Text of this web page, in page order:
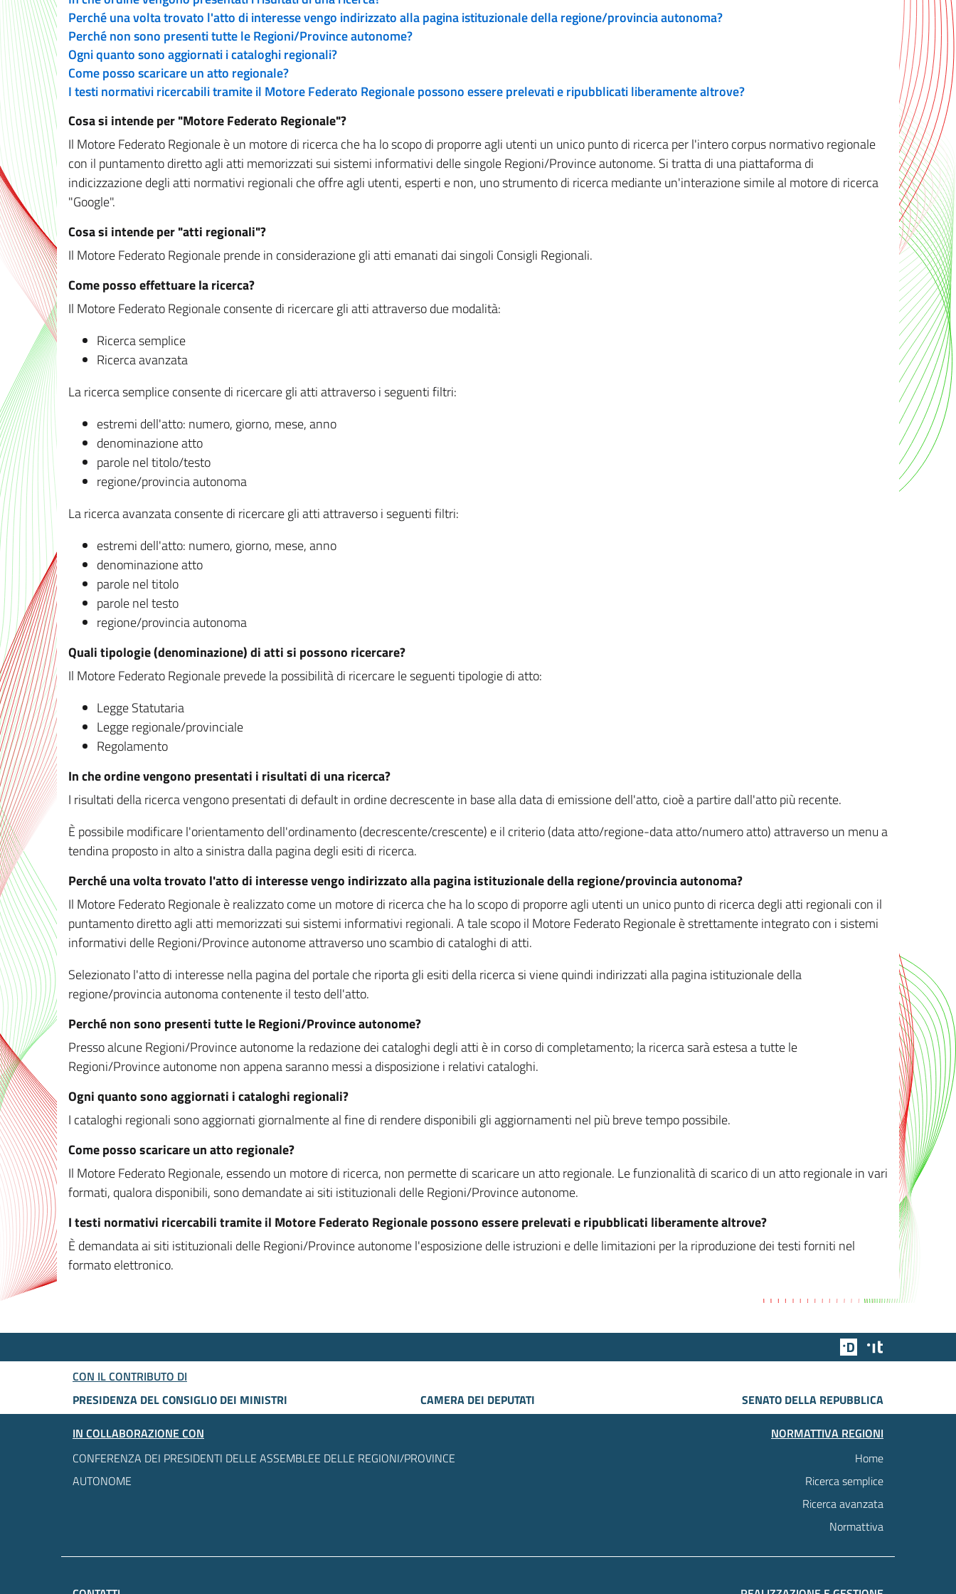
Perché una volta trovato l'atto di interesse vengo indirizzato alla pagina istituzionale della regione/provincia autonoma?
Perché non sono presenti tutte le Regioni/Province autonome?
Ogni quanto sono aggiornati i cataloghi regionali?
Come posso scaricare un atto regionale?
I testi normativi ricercabili tramite il Motore Federato Regionale possono essere prelevati e ripubblicati liberamente altrove?
Cosa si intende per "Motore Federato Regionale"?
Il Motore Federato Regionale è un motore di ricerca che ha lo scopo di proporre agli utenti un unico punto di ricerca per l'intero corpus normativo regionale
con il puntamento diretto agli atti memorizzati sui sistemi informativi delle singole Regioni/Province autonome. Si tratta di una piattaforma di
indicizzazione degli atti normativi regionali che offre agli utenti, esperti e non, uno strumento di ricerca mediante un'interazione simile al motore di ricerca
"Google".
Cosa si intende per "atti regionali"?
Il Motore Federato Regionale prende in considerazione gli atti emanati dai singoli Consigli Regionali.
Come posso effettuare la ricerca?
Il Motore Federato Regionale consente di ricercare gli atti attraverso due modalità:
Ricerca semplice
Ricerca avanzata
La ricerca semplice consente di ricercare gli atti attraverso i seguenti filtri:
estremi dell'atto: numero, giorno, mese, anno
denominazione atto
parole nel titolo/testo
regione/provincia autonoma
La ricerca avanzata consente di ricercare gli atti attraverso i seguenti filtri:
estremi dell'atto: numero, giorno, mese, anno
denominazione atto
parole nel titolo
parole nel testo
regione/provincia autonoma
Quali tipologie (denominazione) di atti si possono ricercare?
Il Motore Federato Regionale prevede la possibilità di ricercare le seguenti tipologie di atto:
Legge Statutaria
Legge regionale/provinciale
Regolamento
In che ordine vengono presentati i risultati di una ricerca?
I risultati della ricerca vengono presentati di default in ordine decrescente in base alla data di emissione dell'atto, cioè a partire dall'atto più recente.
È possibile modificare l'orientamento dell'ordinamento (decrescente/crescente) e il criterio (data atto/regione-data atto/numero atto) attraverso un menu a
tendina proposto in alto a sinistra dalla pagina degli esiti di ricerca.
Perché una volta trovato l'atto di interesse vengo indirizzato alla pagina istituzionale della regione/provincia autonoma?
Il Motore Federato Regionale è realizzato come un motore di ricerca che ha lo scopo di proporre agli utenti un unico punto di ricerca degli atti regionali con il
puntamento diretto agli atti memorizzati sui sistemi informativi regionali. A tale scopo il Motore Federato Regionale è strettamente integrato con i sistemi
informativi delle Regioni/Province autonome attraverso uno scambio di cataloghi di atti.
Selezionato l'atto di interesse nella pagina del portale che riporta gli esiti della ricerca si viene quindi indirizzati alla pagina istituzionale della
regione/provincia autonoma contenente il testo dell'atto.
Perché non sono presenti tutte le Regioni/Province autonome?
Presso alcune Regioni/Province autonome la redazione dei cataloghi degli atti è in corso di completamento; la ricerca sarà estesa a tutte le
Regioni/Province autonome non appena saranno messi a disposizione i relativi cataloghi.
Ogni quanto sono aggiornati i cataloghi regionali?
I cataloghi regionali sono aggiornati giornalmente al fine di rendere disponibili gli aggiornamenti nel più breve tempo possibile.
Come posso scaricare un atto regionale?
Il Motore Federato Regionale, essendo un motore di ricerca, non permette di scaricare un atto regionale. Le funzionalità di scarico di un atto regionale in vari
formati, qualora disponibili, sono demandate ai siti istituzionali delle Regioni/Province autonome.
I testi normativi ricercabili tramite il Motore Federato Regionale possono essere prelevati e ripubblicati liberamente altrove?
È demandata ai siti istituzionali delle Regioni/Province autonome l'esposizione delle istruzioni e delle limitazioni per la riproduzione dei testi forniti nel
formato elettronico.
Team Digitale
CON IL CONTRIBUTO DI
PRESIDENZA DEL CONSIGLIO DEI MINISTRI
CAMERA DEI DEPUTATI
SENATO DELLA REPUBBLICA
IN COLLABORAZIONE CON
CONFERENZA DEI PRESIDENTI DELLE ASSEMBLEE DELLE REGIONI/PROVINCE
AUTONOME
NORMATTIVA REGIONI
Home
Ricerca semplice
Ricerca avanzata
Normattiva